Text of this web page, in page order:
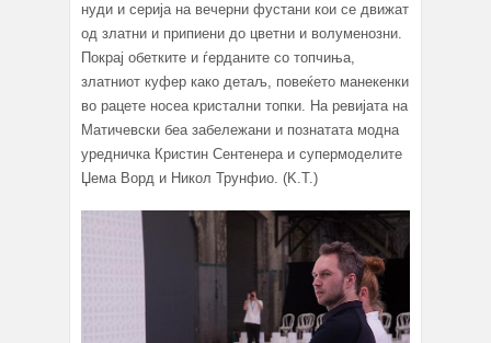
нуди и серија на вечерни фустани кои се движат
од златни и припиени до цветни и волуменозни.
Покрај обетките и ѓерданите со топчиња,
златниот куфер како детаљ, повеќето манекенки
во рацете носеа кристални топки. На ревијата на
Матичевски беа забележани и познатата модна
уредничка Кристин Сентенера и супермоделите
Џема Ворд и Никол Трунфио. (K.T.)